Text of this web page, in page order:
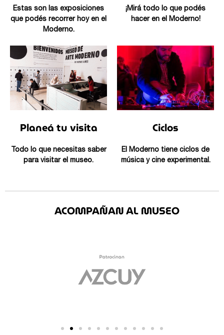
Estas son las exposiciones
que podés recorrer hoy en el
Moderno.
¡Mirá todo lo que podés
hacer en el Moderno!
Planeá tu visita
Todo lo que necesitas saber
para visitar el museo.
Ciclos
El Moderno tiene ciclos de
música y cine experimental.
ACOMPAÑAN AL MUSEO